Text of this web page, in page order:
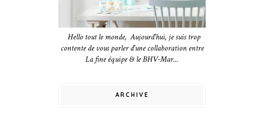
Hello tout le monde, Aujourd'hui, je suis trop
contente de vous parler d'une collaboration entre
La fine équipe & le BHV-Mar...
ARCHIVE